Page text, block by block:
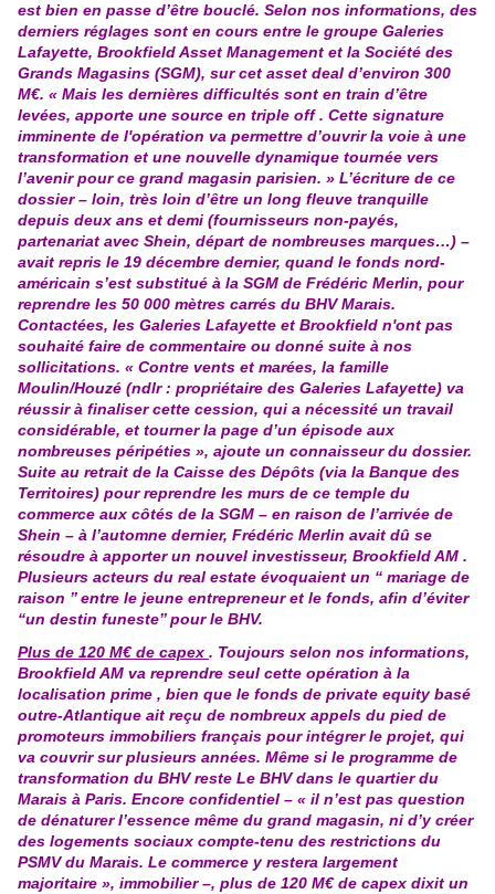
est bien en passe d’être bouclé. Selon nos informations, des
derniers réglages sont en cours entre le groupe Galeries
Lafayette, Brookfield Asset Management et la Société des
Grands Magasins (SGM), sur cet asset deal d’environ 300
M€. « Mais les dernières difficultés sont en train d’être
levées, apporte une source en triple off . Cette signature
imminente de l'opération va permettre d’ouvrir la voie à une
transformation et une nouvelle dynamique tournée vers
l’avenir pour ce grand magasin parisien. » L’écriture de ce
dossier – loin, très loin d’être un long fleuve tranquille
depuis deux ans et demi (fournisseurs non-payés,
partenariat avec Shein, départ de nombreuses marques…) –
avait repris le 19 décembre dernier, quand le fonds nord-
américain s’est substitué à la SGM de Frédéric Merlin, pour
reprendre les 50 000 mètres carrés du BHV Marais.
Contactées, les Galeries Lafayette et Brookfield n'ont pas
souhaité faire de commentaire ou donné suite à nos
sollicitations. « Contre vents et marées, la famille
Moulin/Houzé (ndlr : propriétaire des Galeries Lafayette) va
réussir à finaliser cette cession, qui a nécessité un travail
considérable, et tourner la page d’un épisode aux
nombreuses péripéties », ajoute un connaisseur du dossier.
Suite au retrait de la Caisse des Dépôts (via la Banque des
Territoires) pour reprendre les murs de ce temple du
commerce aux côtés de la SGM – en raison de l’arrivée de
Shein – à l’automne dernier, Frédéric Merlin avait dû se
résoudre à apporter un nouvel investisseur, Brookfield AM .
Plusieurs acteurs du real estate évoquaient un ‘‘ mariage de
raison ’’ entre le jeune entrepreneur et le fonds, afin d’éviter
‘‘un destin funeste’’ pour le BHV.
Plus de 120 M€ de capex . Toujours selon nos informations,
Brookfield AM va reprendre seul cette opération à la
localisation prime , bien que le fonds de private equity basé
outre-Atlantique ait reçu de nombreux appels du pied de
promoteurs immobiliers français pour intégrer le projet, qui
va couvrir sur plusieurs années. Même si le programme de
transformation du BHV reste Le BHV dans le quartier du
Marais à Paris. Encore confidentiel – « il n’est pas question
de dénaturer l’essence même du grand magasin, ni d’y créer
des logements sociaux compte-tenu des restrictions du
PSMV du Marais. Le commerce y restera largement
majoritaire », immobilier –, plus de 120 M€ de capex dixit un